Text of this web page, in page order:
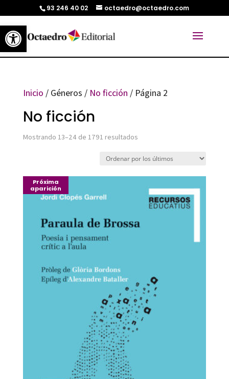
Abrir barra de herramientas
93 246 40 02 octaedro@octaedro.com
Inicio / Géneros / No ficción / Página 2
No ficción
Mostrando 13–24 de 1791 resultadosOrdenado
Próxima
aparición